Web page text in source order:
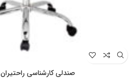
صندلی کارشناسی راحتیران S 1161